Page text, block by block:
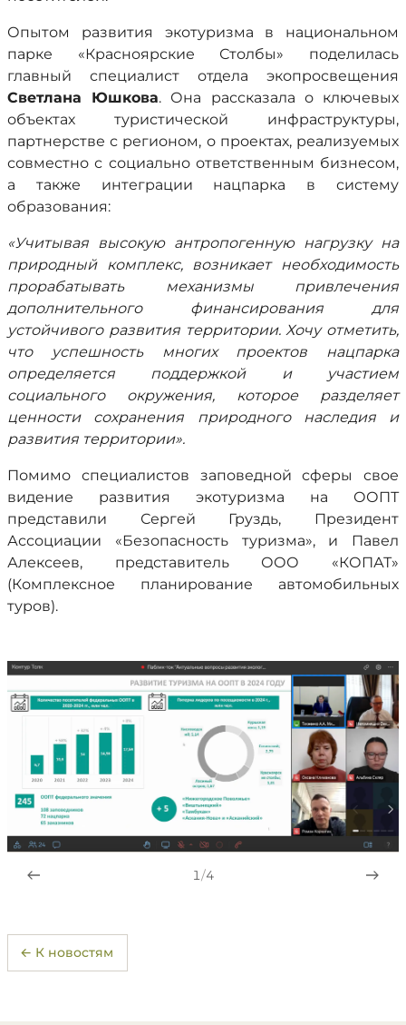
Опытом развития экотуризма в национальном
парке «Красноярские Столбы» поделилась
главный специалист отдела экопросвещения
Светлана Юшкова. Она рассказала о ключевых
объектах туристической инфраструктуры,
партнерстве с регионом, о проектах, реализуемых
совместно с социально ответственным бизнесом,
а также интеграции нацпарка в систему
образования:
«Учитывая высокую антропогенную нагрузку на
природный комплекс, возникает необходимость
прорабатывать механизмы привлечения
дополнительного финансирования для
устойчивого развития территории. Хочу отметить,
что успешность многих проектов нацпарка
определяется поддержкой и участием
социального окружения, которое разделяет
ценности сохранения природного наследия и
развития территории».
Помимо специалистов заповедной сферы свое
видение развития экотуризма на ООПТ
представили Сергей Груздь, Президент
Ассоциации «Безопасность туризма», и Павел
Алексеев, представитель ООО «КОПАТ»
(Комплексное планирование автомобильных
туров).
1/4
← К новостям